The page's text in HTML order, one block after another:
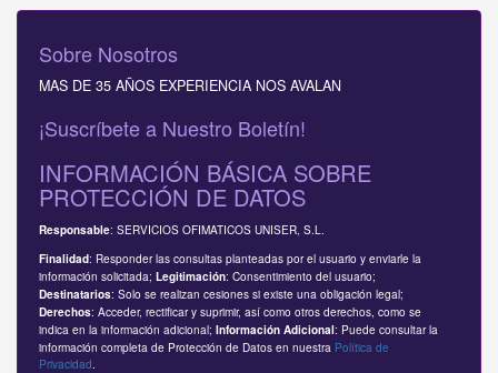
Sobre Nosotros
MAS DE 35 AÑOS EXPERIENCIA NOS AVALAN
¡Suscríbete a Nuestro Boletín!
INFORMACIÓN BÁSICA SOBRE
PROTECCIÓN DE DATOS
Responsable: SERVICIOS OFIMATICOS UNISER, S.L.
Finalidad: Responder las consultas planteadas por el usuario y enviarle la
información solicitada; Legitimación: Consentimiento del usuario;
Destinatarios: Solo se realizan cesiones si existe una obligación legal;
Derechos: Acceder, rectificar y suprimir, así como otros derechos, como se
indica en la información adicional; Información Adicional: Puede consultar la
información completa de Protección de Datos en nuestra Política de
Privacidad